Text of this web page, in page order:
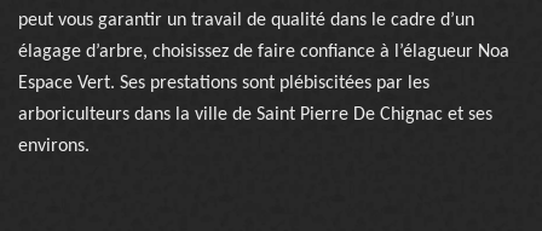
peut vous garantir un travail de qualité dans le cadre d’un
élagage d’arbre, choisissez de faire confiance à l’élagueur Noa
Espace Vert. Ses prestations sont plébiscitées par les
arboriculteurs dans la ville de Saint Pierre De Chignac et ses
environs.